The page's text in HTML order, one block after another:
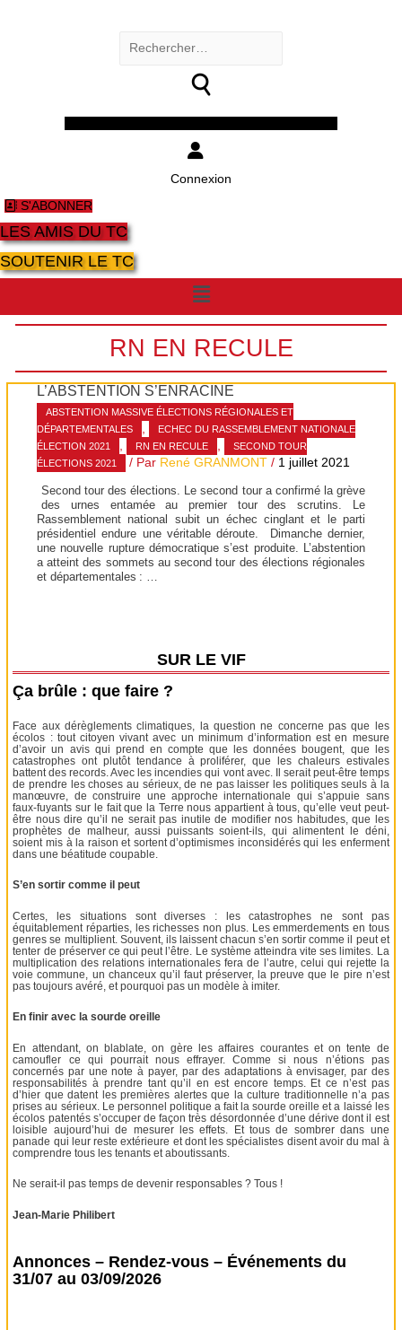
Rechercher :
Connexion
S'ABONNER
LES AMIS DU TC
SOUTENIR LE TC
Menu
RN EN RECULE
L’ABSTENTION S’ENRACINE
ABSTENTION MASSIVE ÉLECTIONS RÉGIONALES ET
DÉPARTEMENTALES
,
ECHEC DU RASSEMBLEMENT NATIONALE
ÉLECTION 2021
, RN EN RECULE ,
SECOND TOUR
ÉLECTIONS 2021
/ Par René GRANMONT / 1 juillet 2021
Second tour des élections. Le second tour a confirmé la grève
des urnes entamée au premier tour des scrutins. Le
Rassemblement national subit un échec cinglant et le parti
présidentiel endure une véritable déroute. Dimanche dernier,
une nouvelle rupture démocratique s’est produite. L’abstention
a atteint des sommets au second tour des élections régionales
et départementales : …
SUR LE VIF
Ça brûle : que faire ?
Face aux dérèglements climatiques, la question ne concerne pas que les
écolos : tout citoyen vivant avec un minimum d’information est en mesure
d’avoir un avis qui prend en compte que les données bougent, que les
catastrophes ont plutôt tendance à proliférer, que les chaleurs estivales
battent des records. Avec les incendies qui vont avec. Il serait peut-être temps
de prendre les choses au sérieux, de ne pas laisser les politiques seuls à la
manœuvre, de construire une approche internationale qui s’appuie sans
faux-fuyants sur le fait que la Terre nous appartient à tous, qu’elle veut peut-
être nous dire qu’il ne serait pas inutile de modifier nos habitudes, que les
prophètes de malheur, aussi puissants soient-ils, qui alimentent le déni,
soient mis à la raison et sortent d’optimismes inconsidérés qui les enferment
dans une béatitude coupable.
S’en sortir comme il peut
Certes, les situations sont diverses : les catastrophes ne sont pas
équitablement réparties, les richesses non plus. Les emmerdements en tous
genres se multiplient. Souvent, ils laissent chacun s’en sortir comme il peut et
tenter de préserver ce qui peut l’être. Le système atteindra vite ses limites. La
multiplication des relations internationales fera de l’autre, celui qui rejette la
voie commune, un chanceux qu’il faut préserver, la preuve que le pire n’est
pas toujours avéré, et pourquoi pas un modèle à imiter.
En finir avec la sourde oreille
En attendant, on blablate, on gère les affaires courantes et on tente de
camoufler ce qui pourrait nous effrayer. Comme si nous n’étions pas
concernés par une note à payer, par des adaptations à envisager, par des
responsabilités à prendre tant qu’il en est encore temps. Et ce n’est pas
d’hier que datent les premières alertes que la culture traditionnelle n’a pas
prises au sérieux. Le personnel politique a fait la sourde oreille et a laissé les
écolos patentés s’occuper de façon très désordonnée d’une dérive dont il est
loisible aujourd’hui de mesurer les effets. Et tous de sombrer dans une
panade qui leur reste extérieure et dont les spécialistes disent avoir du mal à
comprendre tous les tenants et aboutissants.
Ne serait-il pas temps de devenir responsables ? Tous !
Jean-Marie Philibert
Annonces – Rendez-vous – Événements du
31/07 au 03/09/2026